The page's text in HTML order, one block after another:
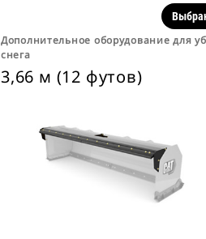
Дополнительное оборудование для
снега
3,66 м (12 футов)